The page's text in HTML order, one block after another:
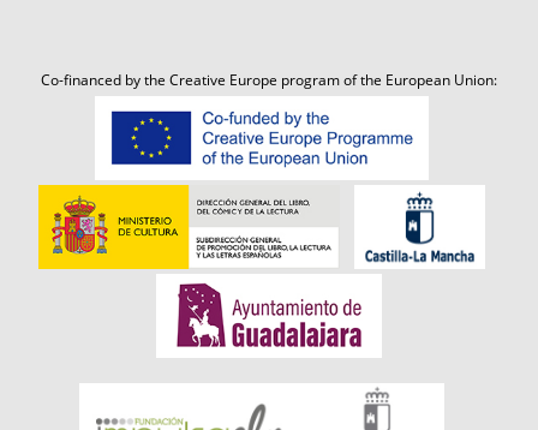
Co-financed by the Creative Europe program of the European Union: